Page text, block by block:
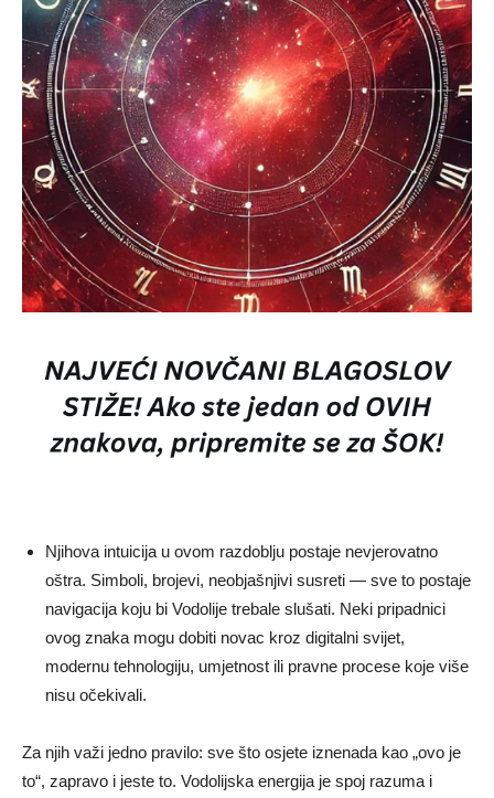
Njihova intuicija u ovom razdoblju postaje nevjerovatno
oštra. Simboli, brojevi, neobjašnjivi susreti — sve to postaje
navigacija koju bi Vodolije trebale slušati. Neki pripadnici
ovog znaka mogu dobiti novac kroz digitalni svijet,
modernu tehnologiju, umjetnost ili pravne procese koje više
nisu očekivali.
Za njih važi jedno pravilo: sve što osjete iznenada kao „ovo je
to“, zapravo i jeste to. Vodolijska energija je spoj razuma i